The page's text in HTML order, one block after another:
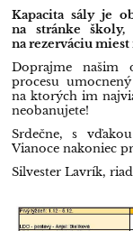
Kapacita sály je
na stránke školy,
na rezerváciu
Doprajme našim
procesu
na ktorých im
neobanujete!
Srdečne, s
Vianoce nakoniec
Silvester Lavrík​,